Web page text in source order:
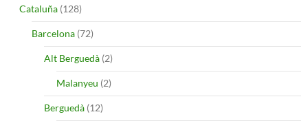
Cataluña (128)
Barcelona (72)
Alt Berguedà (2)
Malanyeu (2)
Berguedà (12)